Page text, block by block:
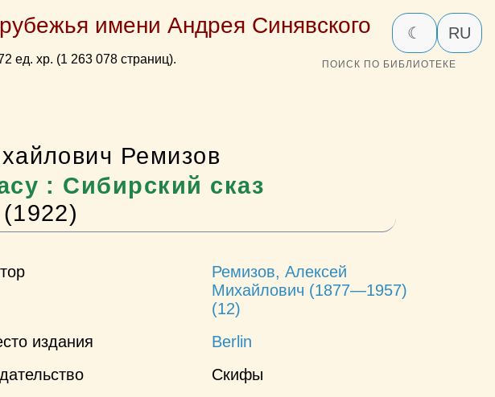
имени Андрея Синявского
ед. хр. (1 263 078 страниц).
☾ RU
ПОИСК ПО БИБЛИОТЕКЕ
Ремизов
: Сибирский сказ
(1922)
Ремизов, Алексей
Михайлович (1877—1957)
(12)
издания
Berlin
Скифы